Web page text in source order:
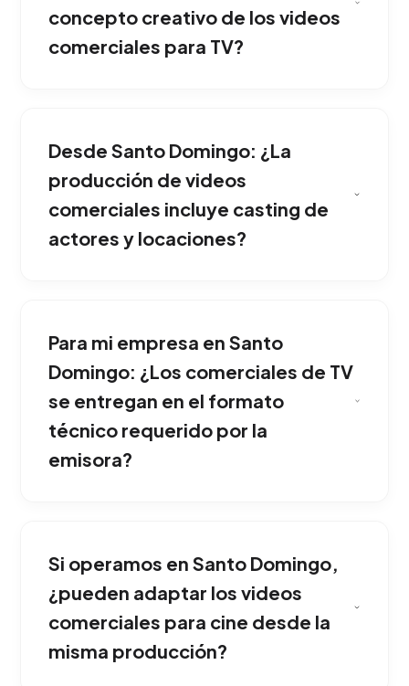
concepto creativo de los videos
comerciales para TV?
certificados para broadcast, tratamiento de
color avanzado (Color Grading) y dirección de
arte meticulosa para pantalla gigante. Ideal
para potenciar y consolidar tu presencia en
Santo Domingo.
Desde Santo Domingo: ¿La
producción de videos
comerciales incluye casting de
actores y locaciones?
elaboran storyboards ilustrados cuadro a
cuadro y definen los planos técnicos antes del
día del rodaje. Una ventaja corporativa sólida si
tu empresa opera en Santo Domingo.
Para mi empresa en Santo
Domingo: ¿Los comerciales de TV
se entregan en el formato
técnico requerido por la
emisora?
castings, tramitamos cierres de calles,
alquilamos locaciones premium y obtenemos
licencias de derechos musicales globales.
Nuestro equipo implementa esta solución
adaptada exclusivamente al mercado de
Si operamos en Santo Domingo,
¿pueden adaptar los videos
comerciales para cine desde la
misma producción?